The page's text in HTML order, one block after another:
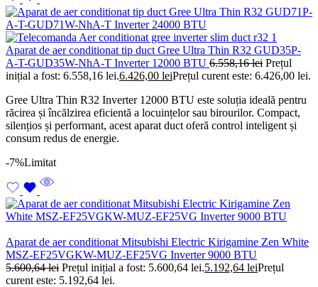
Aparat de aer conditionat tip duct Gree Ultra Thin R32 GUD35P-
A-T-GUD35W-NhA-T Inverter 12000 BTU 6.558,16lei Prețul
inițial a fost: 6.558,16 lei.6.426,00 leiPrețul curent este: 6.426,00 lei.
Gree Ultra Thin R32 Inverter 12000 BTU este soluția ideală pentru
răcirea și încălzirea eficientă a locuințelor sau birourilor. Compact,
silențios și performant, acest aparat duct oferă control inteligent și
consum redus de energie.
-7%Limitat
Aparat de aer conditionat Mitsubishi Electric Kirigamine Zen White
MSZ-EF25VGKW-MUZ-EF25VG Inverter 9000 BTU
5.600,64lei Prețul inițial a fost: 5.600,64 lei.5.192,64 leiPrețul
curent este: 5.192,64 lei.